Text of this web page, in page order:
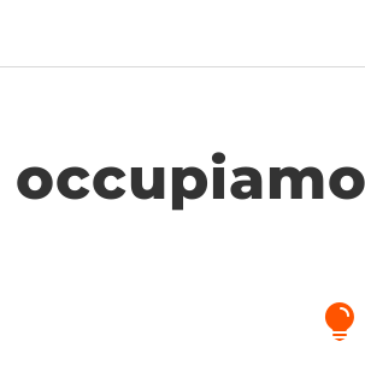
occupiamo
